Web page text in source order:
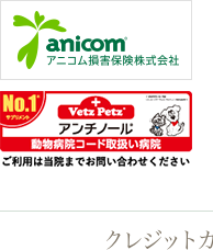
クレジット